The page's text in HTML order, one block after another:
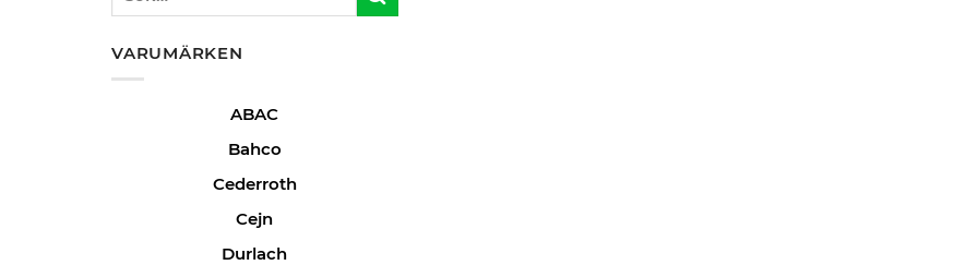
VARUMÄRKEN
ABAC
Bahco
Cederroth
Cejn
Durlach